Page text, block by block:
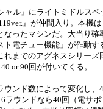
ル』にライトミドルス
』が仲間入り。本機
なったマシンだ。大当り
ト電チュー機能」が作動
れまでのアグネスシリー
or 90回が付いてくる。
ンド数によって変化し、
ラウンドなら40回（電サ